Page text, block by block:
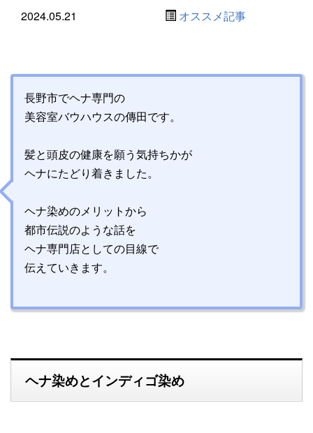
2024.05.21 オススメ記事
長野市でヘナ専門の
美容室バウハウスの傳田です。
髪と頭皮の健康を願う気持ちかが
ヘナにたどり着きました。
ヘナ染めのメリットから
都市伝説のような話を
ヘナ専門店としての目線で
伝えていきます。
ヘナ染めとインディゴ染め